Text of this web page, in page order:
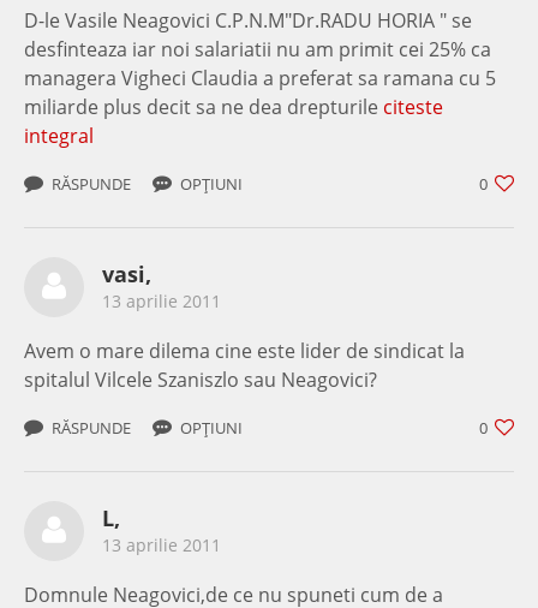
D-le Vasile Neagovici C.P.N.M"Dr.RADU HORIA " se
desfinteaza iar noi salariatii nu am primit cei 25% ca
managera Vigheci Claudia a preferat sa ramana cu 5
miliarde plus decit sa ne dea drepturile citeste
integral
0
RĂSPUNDE OPȚIUNI
vasi,
13 aprilie 2011
Avem o mare dilema cine este lider de sindicat la
spitalul Vilcele Szaniszlo sau Neagovici?
0
RĂSPUNDE OPȚIUNI
L,
13 aprilie 2011
Domnule Neagovici,de ce nu spuneti cum de a